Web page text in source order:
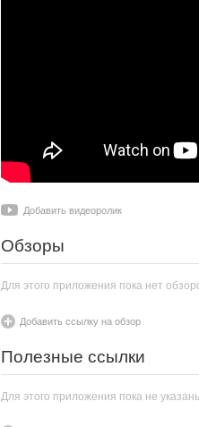
Добавить видеоролик
Обзоры
Для этого приложения пока нет
Добавить ссылку на обзор
Полезные ссылки
Для этого приложения пока не